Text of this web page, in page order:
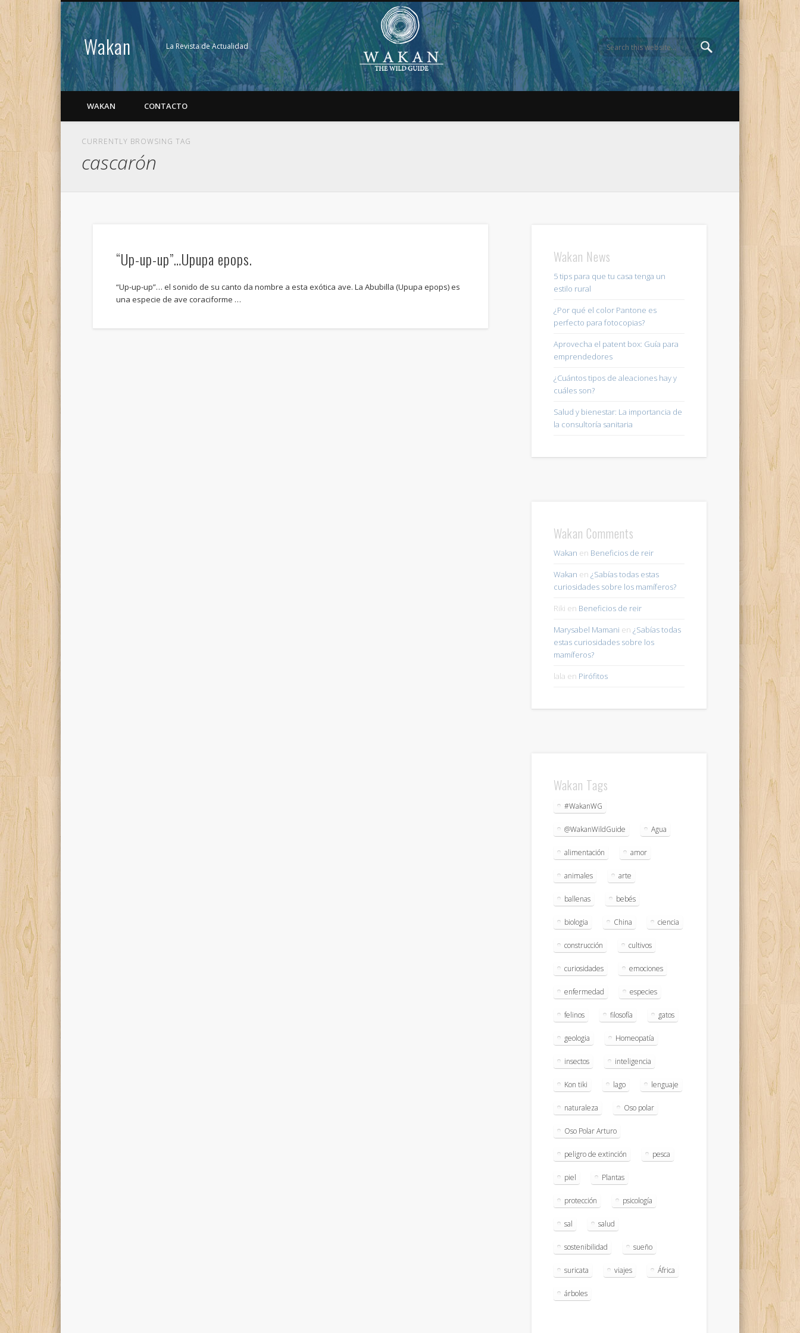
Wakan La Revista de Actualidad
WAKAN CONTACTO
CURRENTLY BROWSING TAG
cascarón
“Up-up-up”…Upupa epops.
“Up-up-up”… el sonido de su canto da nombre a esta exótica ave. La Abubilla (Upupa epops) es
una especie de ave coraciforme …
Wakan News
5 tips para que tu casa tenga un
estilo rural
¿Por qué el color Pantone es
perfecto para fotocopias?
Aprovecha el patent box: Guía para
emprendedores
¿Cuántos tipos de aleaciones hay y
cuáles son?
Salud y bienestar: La importancia de
la consultoría sanitaria
Wakan Comments
Wakan en Beneficios de reir
Wakan en ¿Sabías todas estas
curiosidades sobre los mamíferos?
Riki en Beneficios de reir
Marysabel Mamani en ¿Sabías todas
estas curiosidades sobre los
mamíferos?
lala en Pirófitos
Wakan Tags
#WakanWG
@WakanWildGuide Agua
alimentación amor
animales arte
ballenas bebés
biologia China ciencia
construcción cultivos
curiosidades emociones
enfermedad especies
felinos filosofía gatos
geologia Homeopatía
insectos inteligencia
Kon tiki lago lenguaje
naturaleza Oso polar
Oso Polar Arturo
peligro de extinción pesca
piel Plantas
protección psicología
sal salud
sostenibilidad sueño
suricata viajes África
árboles